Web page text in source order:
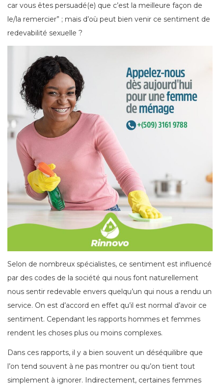
car vous êtes persuadé(e) que c’est la meilleure façon de
le/la remercier” ; mais d’où peut bien venir ce sentiment de
redevabilité sexuelle ?
Selon de nombreux spécialistes, ce sentiment est influencé
par des codes de la société qui nous font naturellement
nous sentir redevable envers quelqu’un qui nous a rendu un
service. On est d’accord en effet qu’il est normal d’avoir ce
sentiment. Cependant les rapports hommes et femmes
rendent les choses plus ou moins complexes.
Dans ces rapports, il y a bien souvent un déséquilibre que
l’on tend souvent à ne pas montrer ou qu’on tient tout
simplement à ignorer. Indirectement, certaines femmes